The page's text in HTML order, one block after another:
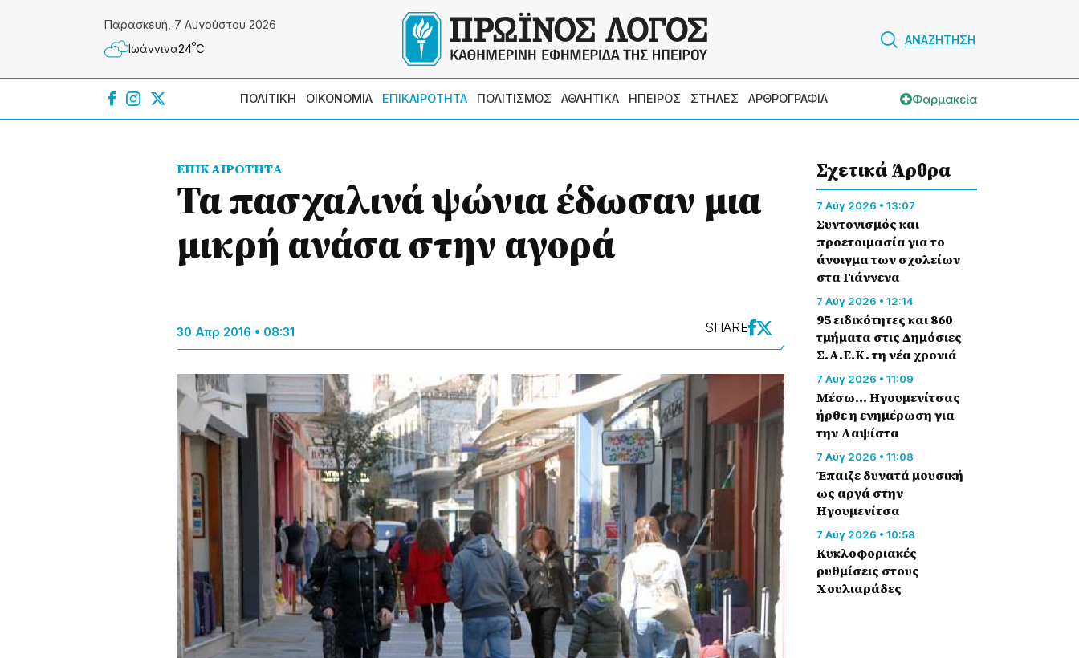
Παρασκευή, 7 Αυγούστου 2026
Ιωάννɩνα24ºC
ΑΝΑΖΗΤΗΣΗ
ΠΟΛΙΤΙΚΗ ΟΙΚΟΝΟΜΙΑ ΕΠΙΚΑΙΡΟΤΗΤΑ ΠΟΛΙΤΙΣΜΟΣ ΑΘΛΗΤΙΚΑ ΗΠΕΙΡΟΣ ΣΤΗΛΕΣ ΑΡΘΡΟΓΡΑΦΙΑ Φαρμακεία
ΕΠΙΚΑΙΡΟΤΗΤΑ
Τα πασχαλινά ψώνια έδωσαν μια
μικρή ανάσα στην αγορά
30 Απρ 2016 • 08:31 SHARE
Σχετικά Άρθρα
7 Αύγ 2026 • 13:07
Συντονισμός και
προετοιμασία για το
άνοιγμα των σχολείων
στα Γιάννενα
7 Αύγ 2026 • 12:14
95 ειδικότητες και 860
τμήματα στις Δημόσιες
Σ.Α.Ε.Κ. τη νέα χρονιά
7 Αύγ 2026 • 11:09
Μέσω… Ηγουμενίτσας
ήρθε η ενημέρωση για
την Λαψίστα
7 Αύγ 2026 • 11:08
Έπαιζε δυνατά μουσική
ως αργά στην
Ηγουμενίτσα
7 Αύγ 2026 • 10:58
Κυκλοφοριακές
ρυθμίσεις στους
Χουλιαράδες